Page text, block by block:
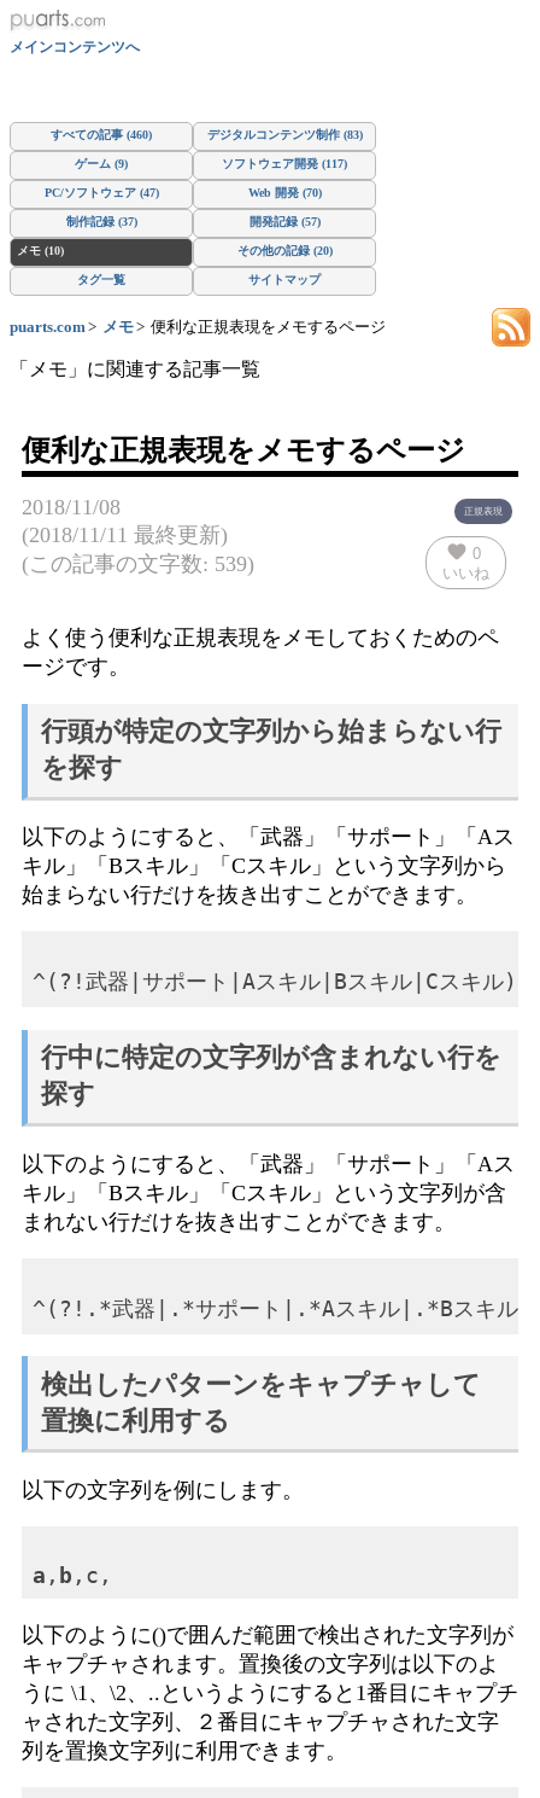
メインコンテンツへ
すべての記事 (460) デジタルコンテンツ制作 (83)
ゲーム (9) ソフトウェア開発 (117)
PC/ソフトウェア (47) Web 開発 (70)
制作記録 (37) 開発記録 (57)
メモ (10) その他の記録 (20)
タグ一覧 サイトマップ
puarts.com メモ 便利な正規表現をメモするページ
「メモ」に関連する記事一覧
便利な正規表現をメモするページ
2018/11/08
(2018/11/11 最終更新)
(この記事の文字数: 539)
正規表現
favorite 0
いいね
よく使う便利な正規表現をメモしておくためのペ
ージです。
行頭が特定の文字列から始まらない行
を探す
以下のようにすると、「武器」「サポート」「Aス
キル」「Bスキル」「Cスキル」という文字列から
始まらない行だけを抜き出すことができます。
行中に特定の文字列が含まれない行を
探す
以下のようにすると、「武器」「サポート」「Aス
キル」「Bスキル」「Cスキル」という文字列が含
まれない行だけを抜き出すことができます。
検出したパターンをキャプチャして
置換に利用する
以下の文字列を例にします。
a , b
以下のように()で囲んだ範囲で検出された文字列が
キャプチャされます。置換後の文字列は以下のよ
うに \1、\2、..というようにすると1番目にキャプチ
ャされた文字列、２番目にキャプチャされた文字
列を置換文字列に利用できます。